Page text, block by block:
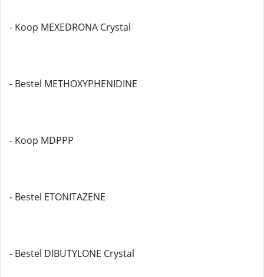
- Koop MEXEDRONA Crystal
- Bestel METHOXYPHENIDINE
- Koop MDPPP
- Bestel ETONITAZENE
- Bestel DIBUTYLONE Crystal